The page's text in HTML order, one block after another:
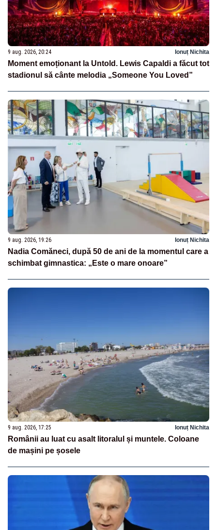
9 aug. 2026, 20:24 Ionuț Nichita
Moment emoționant la Untold. Lewis Capaldi a făcut tot
stadionul să cânte melodia „Someone You Loved”
9 aug. 2026, 19:26 Ionuț Nichita
Nadia Comăneci, după 50 de ani de la momentul care a
schimbat gimnastica: „Este o mare onoare”
9 aug. 2026, 17:25 Ionuț Nichita
Românii au luat cu asalt litoralul și muntele. Coloane
de mașini pe șosele